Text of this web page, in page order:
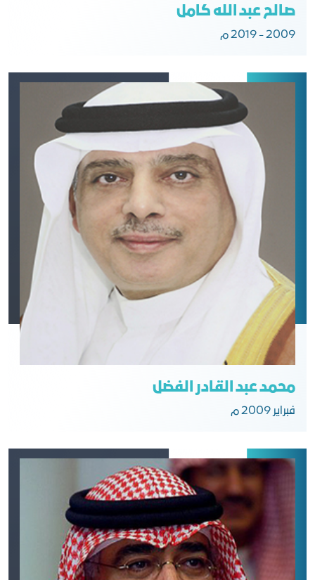
صالح عبد الله كامل
2009 - 2019 م
محمد عبد القادر الفضل
فبراير 2009 م